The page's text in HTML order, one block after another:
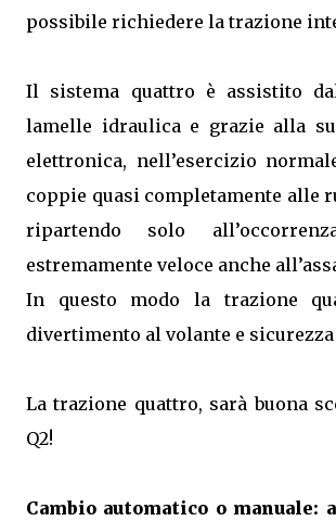
possibile richiedere la trazione
Il sistema quattro è assistito
lamelle idraulica e grazie alla
elettronica, nell’esercizio
coppie quasi completamente alle
ripartendo solo
estremamente veloce anche
In questo modo la trazione
divertimento al volante e
La trazione quattro, sarà buona
Q2!
Cambio automatico o manuale: